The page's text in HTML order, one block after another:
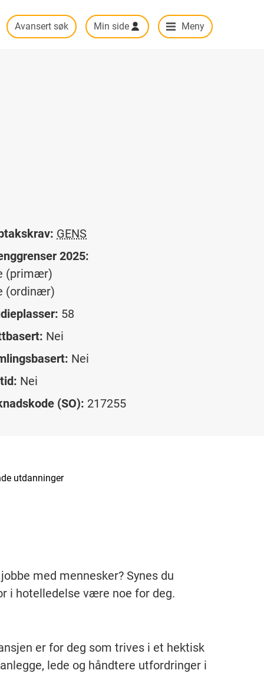
Avansert søk Min side Meny
GENS
2025:
(primær)
(ordinær)
58
Nei
Nei
Nei
(SO): 217255
utdanninger
med mennesker? Synes du
i hotelledelse være noe for deg.
er for deg som trives i et hektisk
lede og håndtere utfordringer i